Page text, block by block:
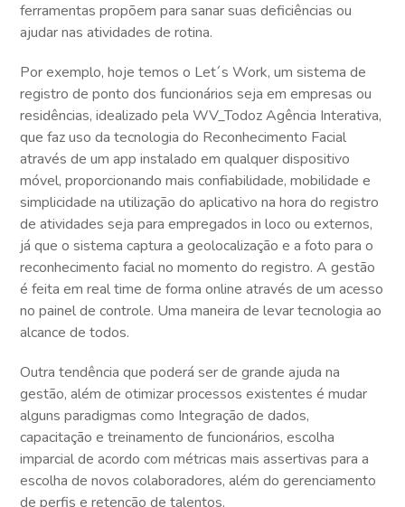
ferramentas propõem para sanar suas deficiências ou
ajudar nas atividades de rotina.
Por exemplo, hoje temos o Let´s Work, um sistema de
registro de ponto dos funcionários seja em empresas ou
residências, idealizado pela WV_Todoz Agência Interativa,
que faz uso da tecnologia do Reconhecimento Facial
através de um app instalado em qualquer dispositivo
móvel, proporcionando mais confiabilidade, mobilidade e
simplicidade na utilização do aplicativo na hora do registro
de atividades seja para empregados in loco ou externos,
já que o sistema captura a geolocalização e a foto para o
reconhecimento facial no momento do registro. A gestão
é feita em real time de forma online através de um acesso
no painel de controle. Uma maneira de levar tecnologia ao
alcance de todos.
Outra tendência que poderá ser de grande ajuda na
gestão, além de otimizar processos existentes é mudar
alguns paradigmas como Integração de dados,
capacitação e treinamento de funcionários, escolha
imparcial de acordo com métricas mais assertivas para a
escolha de novos colaboradores, além do gerenciamento
de perfis e retenção de talentos.